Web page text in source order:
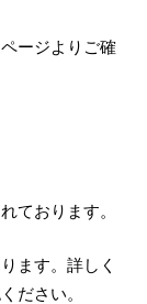
ージよりご確
ております。
ます。詳しく
ださい。